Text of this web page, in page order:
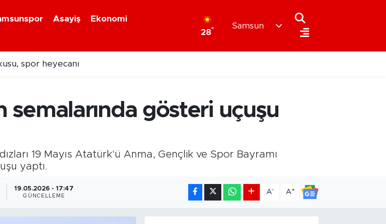
Asayiş
Ekonomi
28°
Samsun
Türk gemisi Samsun'a getirildi
semalarında gösteri uçuşu
19 Mayıs Atatürk'ü Anma, Gençlik ve Spor Bayramı
yaptı.
19.05.2026 - 17:47
GÜNCELLEME
A- A+